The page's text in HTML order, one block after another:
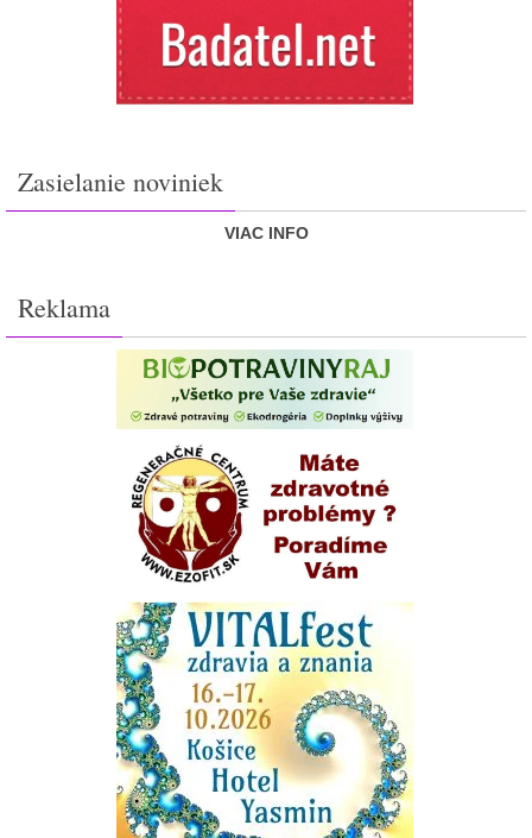
Zasielanie noviniek
VIAC INFO
Reklama